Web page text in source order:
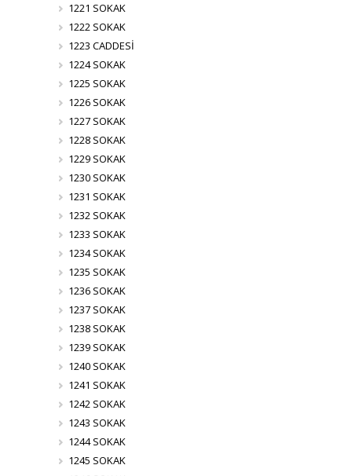
1221 SOKAK
1222 SOKAK
1223 CADDESİ
1224 SOKAK
1225 SOKAK
1226 SOKAK
1227 SOKAK
1228 SOKAK
1229 SOKAK
1230 SOKAK
1231 SOKAK
1232 SOKAK
1233 SOKAK
1234 SOKAK
1235 SOKAK
1236 SOKAK
1237 SOKAK
1238 SOKAK
1239 SOKAK
1240 SOKAK
1241 SOKAK
1242 SOKAK
1243 SOKAK
1244 SOKAK
1245 SOKAK